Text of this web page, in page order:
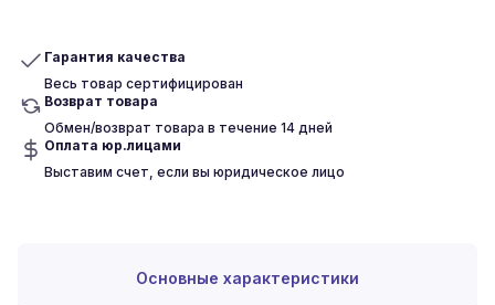
Гарантия качества
Весь товар сертифицирован
Возврат товара
Обмен/возврат товара в течение 14 дней
Оплата юр.лицами
Выставим счет, если вы юридическое лицо
Основные характеристики